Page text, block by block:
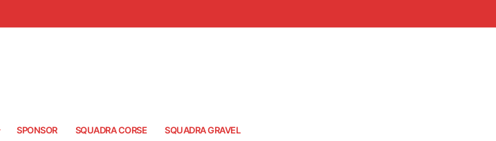
SPONSOR SQUADRA CORSE SQUADRA GRAVEL